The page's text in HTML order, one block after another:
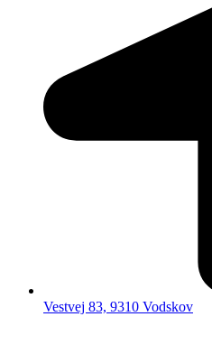
Vestvej 83, 9310 Vodskov